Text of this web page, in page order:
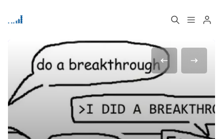
Home
Signup